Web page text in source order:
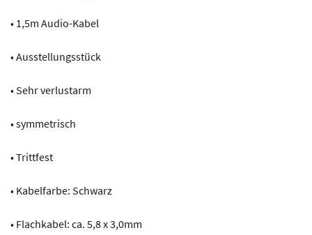
• 1,5m Audio-Kabel
• Ausstellungsstück
• Sehr verlustarm
• symmetrisch
• Trittfest
• Kabelfarbe: Schwarz
• Flachkabel: ca. 5,8 x 3,0mm